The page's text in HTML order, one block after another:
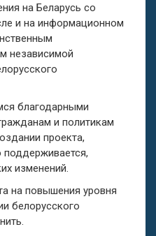
на Беларусь со
и на информационном
независимой
благодарными
и политикам
проекта,
изменений.
на повышения уровня
белорусского